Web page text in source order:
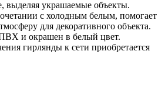
выделяя украшаемые объекты.
с холодным белым, помогает
для декоративного объекта.
и окрашен в белый цвет.
гирлянды к сети приобретается